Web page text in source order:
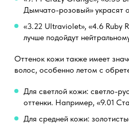
Дымчато-розовый» украсят
«3.22 Ultraviolet», «4.6 Ruby
лучше подойдут
Оттенок кожи также имеет
волос, особенно летом с
Для светлой кожи: светло-
оттенки. Например, «9.01
Для средней кожи: